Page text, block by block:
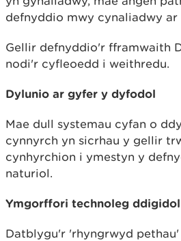
defnyddio mwy cynaliadwy ar
Gellir defnyddio'r fframwaith
nodi'r cyfleoedd i weithredu.
Dylunio ar gyfer y dyfodol
Mae dull systemau cyfan o
cynnyrch yn sicrhau y gellir
cynhyrchion i ymestyn y
naturiol.
Ymgorffori technoleg ddigidol
Datblygu'r 'rhyngrwyd